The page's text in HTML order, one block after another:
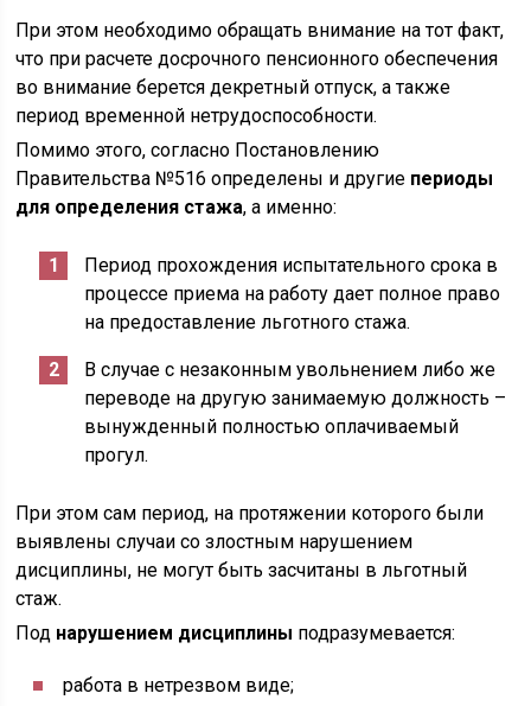
При этом необходимо обращать внимание на тот факт,
что при расчете досрочного пенсионного обеспечения
во внимание берется декретный отпуск, а также
период временной нетрудоспособности.
Помимо этого, согласно Постановлению
Правительства №516 определены и другие периоды
для определения стажа, а именно:
Период прохождения испытательного срока в
процессе приема на работу дает полное право
на предоставление льготного стажа.
В случае с незаконным увольнением либо же
переводе на другую занимаемую должность –
вынужденный полностью оплачиваемый
прогул.
При этом сам период, на протяжении которого были
выявлены случаи со злостным нарушением
дисциплины, не могут быть засчитаны в льготный
стаж.
Под нарушением дисциплины подразумевается:
работа в нетрезвом виде;